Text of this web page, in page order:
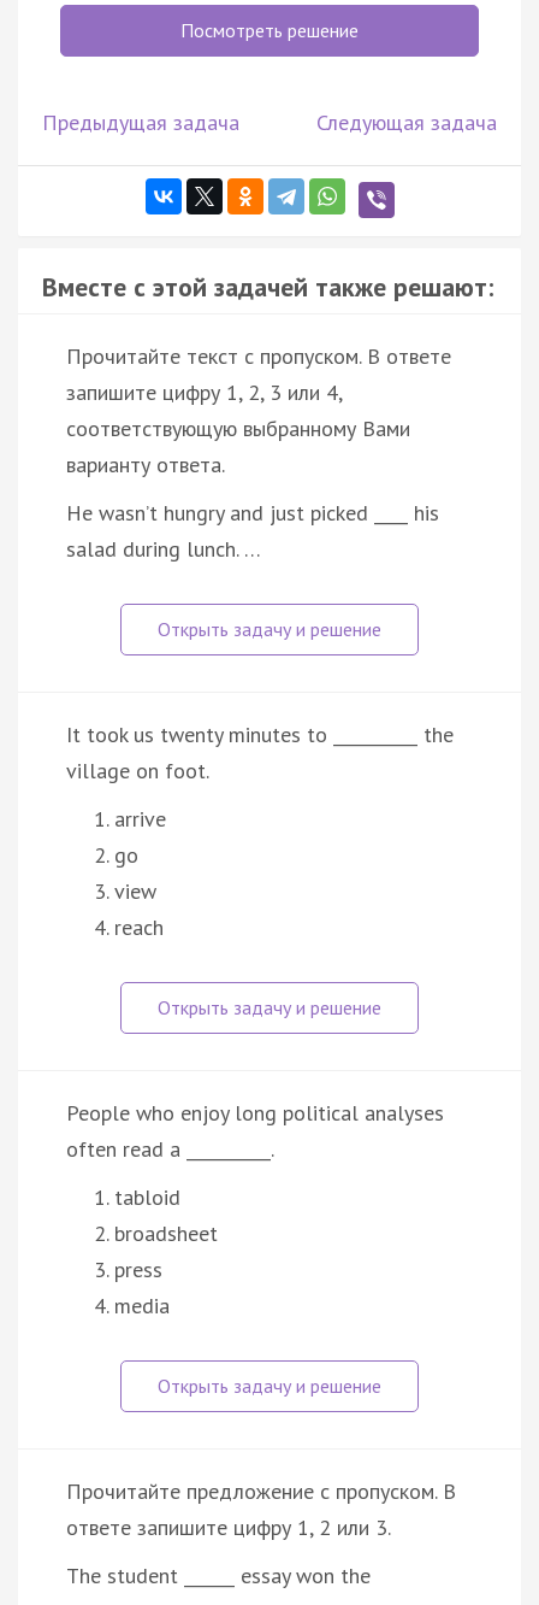
Посмотреть решение
Предыдущая задача Следующая задача
Вместе с этой задачей также решают:
Прочитайте текст с пропуском. В ответе
запишите цифру 1, 2, 3 или 4,
соответствующую выбранному Вами
варианту ответа.
He wasn’t hungry and just picked ____ his
salad during lunch. …
It took us twenty minutes to __________ the
village on foot.
arrive
go
view
reach
People who enjoy long political analyses
often read a __________.
tabloid
broadsheet
press
media
Прочитайте предложение с пропуском. В
ответе запишите цифру 1, 2 или 3.
The student ______ essay won the